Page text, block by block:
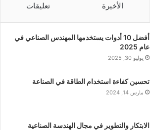
الأخيرة تعليقات
أفضل 10 أدوات يستخدمها المهندس الصناعي في
عام 2025
يوليو 30, 2025
تحسين كفاءة استخدام الطاقة في الصناعة
مارس 14, 2024
الابتكار والتطوير في مجال الهندسة الصناعية